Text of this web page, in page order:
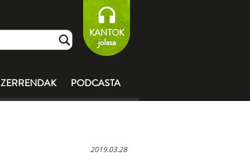
KANTOK
jolasa
ZERRENDAK PODCASTA
2019.03.28